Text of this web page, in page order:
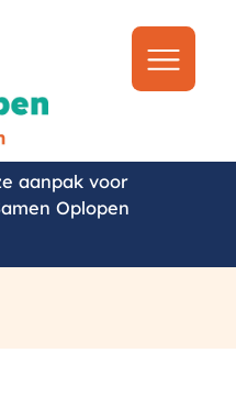
Naar
menu
aanpak voor
Oplopen